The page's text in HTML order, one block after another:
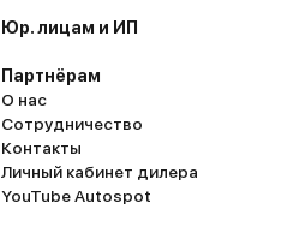
Юр. лицам и ИП
Партнёрам
О нас
Сотрудничество
Контакты
Личный кабинет дилера
YouTube Autospot